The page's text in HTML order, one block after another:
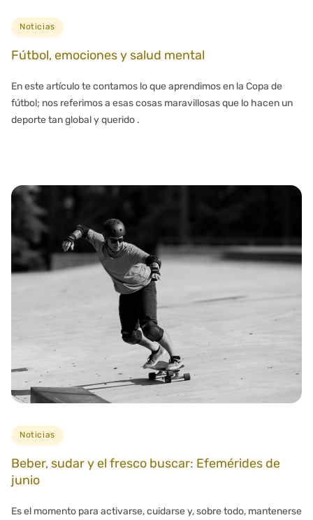
Noticias
Fútbol, emociones y salud mental
En este artículo te contamos lo que aprendimos en la Copa de
fútbol; nos referimos a esas cosas maravillosas que lo hacen un
deporte tan global y querido .
Noticias
Beber, sudar y el fresco buscar: Efemérides de
junio
Es el momento para activarse, cuidarse y, sobre todo, mantenerse